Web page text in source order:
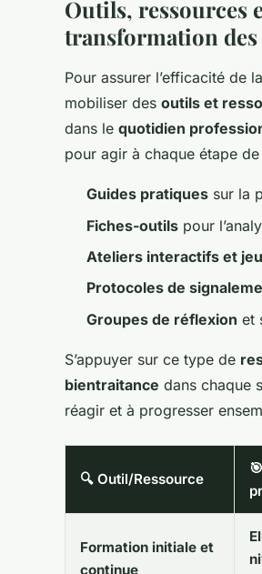
Outils, ressources
transformation
Pour assurer l’efficacité de
mobiliser des outils et
dans le quotidien
pour agir à chaque étape de
Guides pratiques sur la
Fiches-outils pour
Ateliers interactifs et
Protocoles de
Groupes de réflexion et
S’appuyer sur ce type de
bientraitance dans chaque
réagir et à progresser
🔍 Outil/Ressource
Formation initiale et
continue